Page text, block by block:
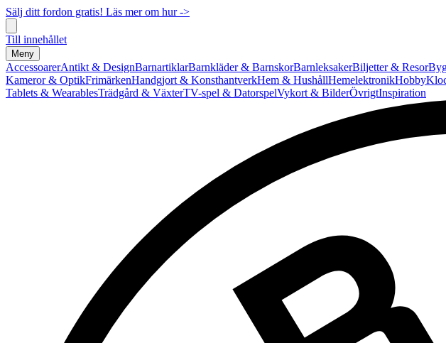
Sälj ditt fordon gratis! Läs mer om hur ->
Till innehållet
Meny
AccessoarerAntikt & DesignBarnartiklarBarnkläder & BarnskorBarnleksakerBiljetter & Resor
Kameror & OptikFrimärkenHandgjort & KonsthantverkHem & HushållHemelektronikHobby
Tablets & WearablesTrädgård & VäxterTV-spel & DatorspelVykort & BilderÖvrigtInspiration